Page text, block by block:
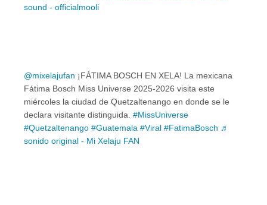
sound - officialmooli
@mixelajufan ¡FÁTIMA BOSCH EN XELA! La mexicana
Fátima Bosch Miss Universe 2025-2026 visita este
miércoles la ciudad de Quetzaltenango en donde se le
declara visitante distinguida. #MissUniverse
#Quetzaltenango #Guatemala #Viral #FatimaBosch ♬
sonido original - Mi Xelaju FAN